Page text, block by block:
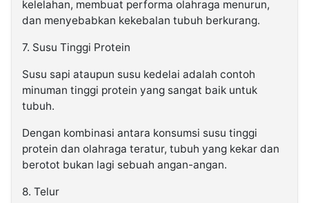
kelelahan, membuat performa olahraga menurun,
dan menyebabkan kekebalan tubuh berkurang.
7. Susu Tinggi Protein
Susu sapi ataupun susu kedelai adalah contoh
minuman tinggi protein yang sangat baik untuk
tubuh.
Dengan kombinasi antara konsumsi susu tinggi
protein dan olahraga teratur, tubuh yang kekar dan
berotot bukan lagi sebuah angan-angan.
8. Telur